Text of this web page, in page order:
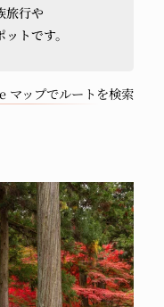
旅行や
トです。
マップでルートを検索